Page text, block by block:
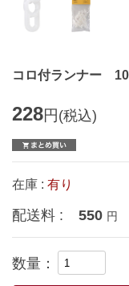
コロ付ランナー
228円 (税込)
在庫 : 有り
配送料 : 550 円
数量：